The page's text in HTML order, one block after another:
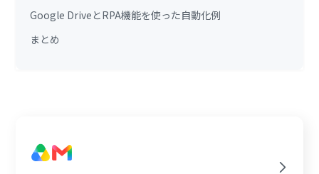
Google DriveとRPA機能を使った自動化例
まとめ